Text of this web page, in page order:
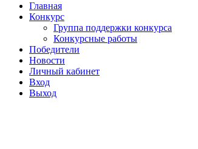
Главная
Конкурс
Группа поддержки конкурса
Конкурсные работы
Победители
Новости
Личный кабинет
Вход
Выход